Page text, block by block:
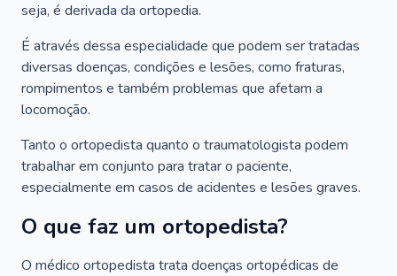
seja, é derivada da ortopedia.
É através dessa especialidade que podem ser tratadas
diversas doenças, condições e lesões, como fraturas,
rompimentos e também problemas que afetam a
locomoção.
Tanto o ortopedista quanto o traumatologista podem
trabalhar em conjunto para tratar o paciente,
especialmente em casos de acidentes e lesões graves.
O que faz um ortopedista?
O médico ortopedista trata doenças ortopédicas de